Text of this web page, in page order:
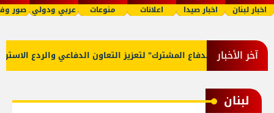
اخبار لبنان اخبار صيدا اعلانات منوعات عربي ودولي صور
آخر الأخبار
مكة للدفاع المشترك" لتعزيز التعاون الدفاعي والردع
لبنان